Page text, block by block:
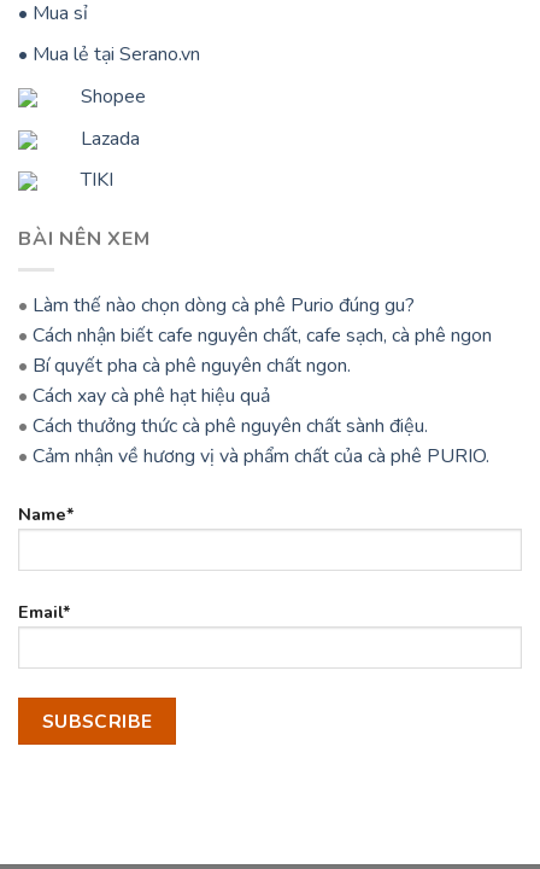
• Mua sỉ
• Mua lẻ tại Serano.vn
Shopee
Lazada
TIKI
BÀI NÊN XEM
• Làm thế nào chọn dòng cà phê Purio đúng gu?
• Cách nhận biết cafe nguyên chất, cafe sạch, cà phê ngon
• Bí quyết pha cà phê nguyên chất ngon.
• Cách xay cà phê hạt hiệu quả
• Cách thưởng thức cà phê nguyên chất sành điệu.
• Cảm nhận về hương vị và phẩm chất của cà phê PURIO.
Name*
Email*